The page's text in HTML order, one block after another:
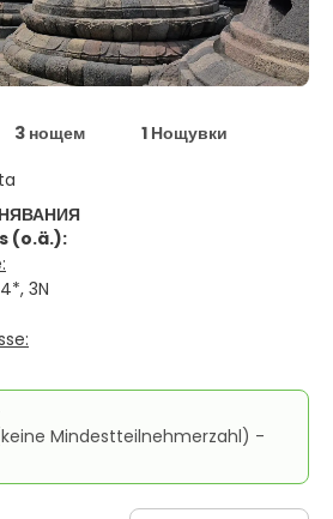
3 нощем
1 Нощувки
(o.ä.):
3N
Mindestteilnehmerzahl) -